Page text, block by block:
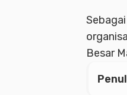
Besar